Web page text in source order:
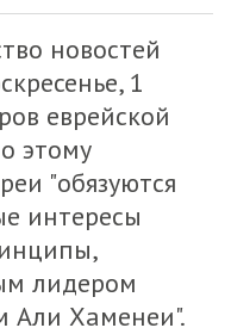
новостей
1
еврейской
этому
"обязуются
интересы
лидером
Али Хаменеи".